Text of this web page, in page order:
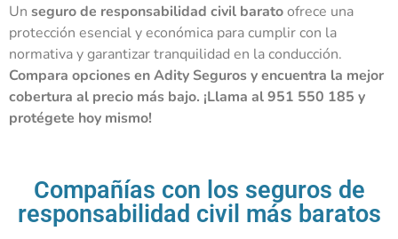
Un seguro de responsabilidad civil baratoofrece una
protección esencial y económica para cumplir con la
normativa y garantizar tranquilidad en la conducción.
Compara opciones en Adity Seguros y encuentra la mejor
cobertura al precio más bajo. ¡Llama al 951 550 185 y
protégete hoy mismo!
Compañías con los seguros de
responsabilidad civil más baratos